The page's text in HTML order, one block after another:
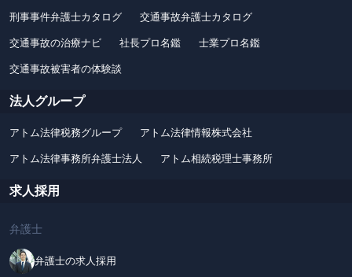
刑事事件弁護士カタログ 交通事故弁護士カタログ
交通事故の治療ナビ 社長プロ名鑑 士業プロ名鑑
交通事故被害者の体験談
法人グループ
アトム法律税務グループ アトム法律情報株式会社
アトム法律事務所弁護士法人 アトム相続税理士事務所
求人採用
弁護士
弁護士の求人採用